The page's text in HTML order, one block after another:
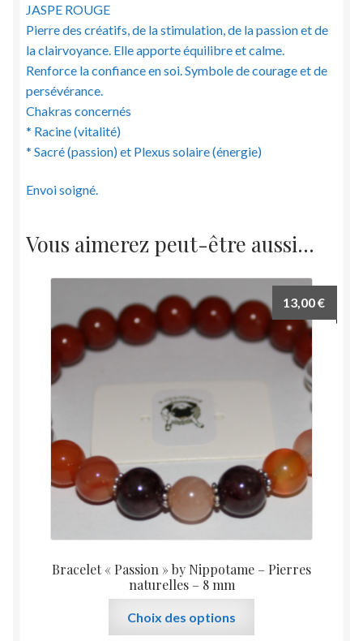
JASPE ROUGE
Pierre des créatifs, de la stimulation, de la passion et de
la clairvoyance. Elle apporte équilibre et calme.
Renforce la confiance en soi. Symbole de courage et de
persévérance.
Chakras concernés
* Racine (vitalité)
* Sacré (passion) et Plexus solaire (énergie)
Envoi soigné.
Vous aimerez peut-être aussi…
Bracelet « Passion » by Nippotame – Pierres
naturelles – 8 mm
13,00€
Choix des options